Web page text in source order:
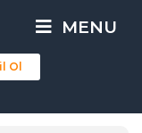
MENU
Ol